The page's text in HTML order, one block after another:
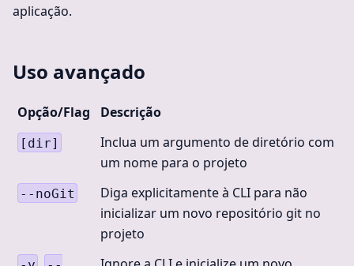
aplicação.
Uso avançado
Opção/Flag Descrição
[dir]
Inclua um argumento de diretório com
um nome para o projeto
--noGit
Diga explicitamente à CLI para não
inicializar um novo repositório git no
projeto